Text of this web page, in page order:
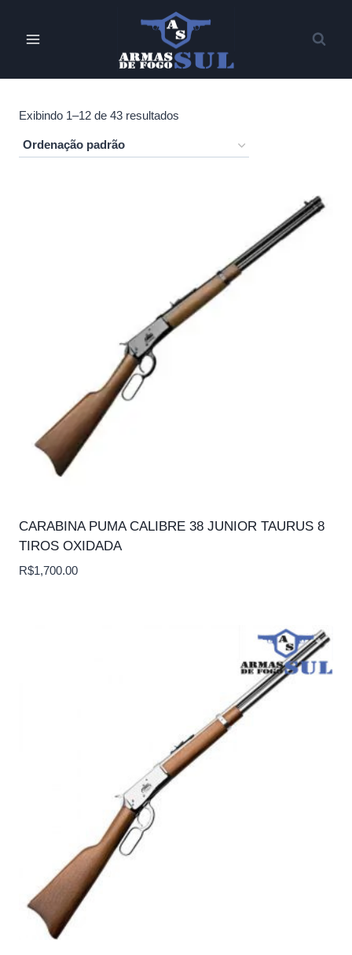
Exibindo 1–12 de 43 resultados
CARABINA PUMA CALIBRE 38 JUNIOR TAURUS 8
TIROS OXIDADA
R$1,700.00